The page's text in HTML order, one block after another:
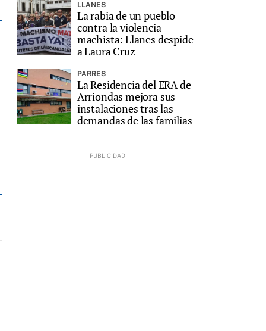
LLANES
La rabia de un pueblo
contra la violencia
machista: Llanes despide
a Laura Cruz
PARRES
La Residencia del ERA de
Arriondas mejora sus
instalaciones tras las
demandas de las familias